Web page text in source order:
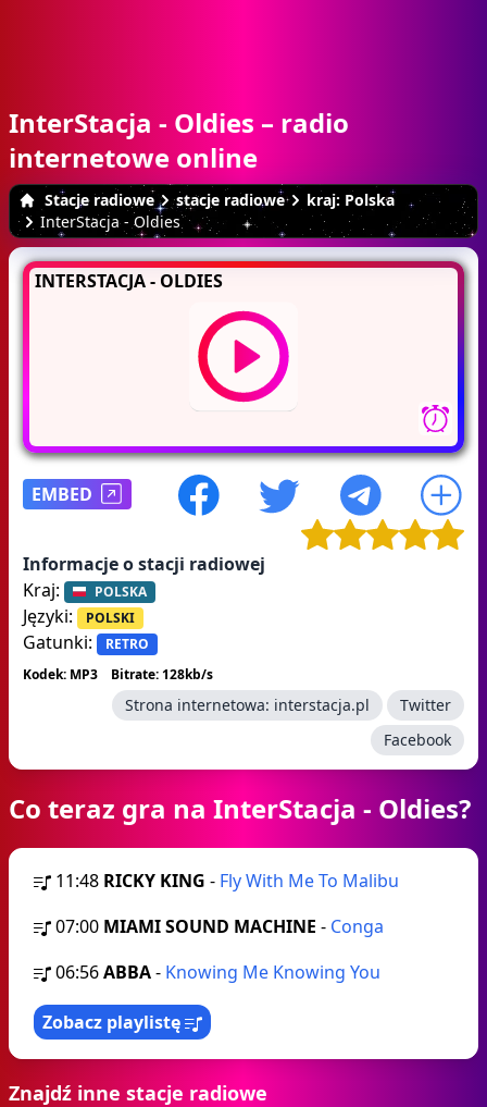
InterStacja - Oldies – radio
internetowe online
Stacje radiowe stacje radiowe
kraj: Polska
InterStacja - Oldies
INTERSTACJA - OLDIES
EMBED
Informacje o stacji radiowej
Kraj:
POLSKA
Języki: POLSKI
Gatunki:
RETRO
Kodek: MP3
Bitrate: 128kb/s
Strona internetowa: interstacja.pl
Twitter
Facebook
Co teraz gra na InterStacja - Oldies?
11:48 RICKY KING - Fly With Me To Malibu
07:00 MIAMI SOUND MACHINE - Conga
06:56ABBA- Knowing Me Knowing You
Zobacz playlistę
Znajdź inne stacje radiowe